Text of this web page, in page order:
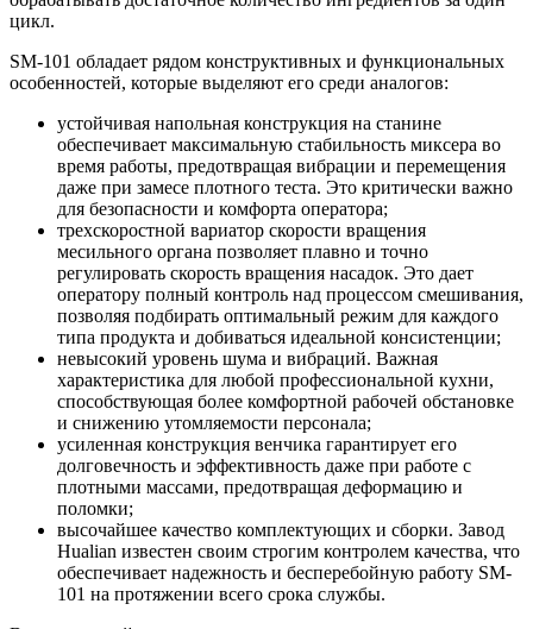
цикл.
SM-101 обладает рядом конструктивных и функциональных
особенностей, которые выделяют его среди аналогов:
устойчивая напольная конструкция на станине
обеспечивает максимальную стабильность миксера во
время работы, предотвращая вибрации и перемещения
даже при замесе плотного теста. Это критически важно
для безопасности и комфорта оператора;
трехскоростной вариатор скорости вращения
месильного органа позволяет плавно и точно
регулировать скорость вращения насадок. Это дает
оператору полный контроль над процессом смешивания,
позволяя подбирать оптимальный режим для каждого
типа продукта и добиваться идеальной консистенции;
невысокий уровень шума и вибраций. Важная
характеристика для любой профессиональной кухни,
способствующая более комфортной рабочей обстановке
и снижению утомляемости персонала;
усиленная конструкция венчика гарантирует его
долговечность и эффективность даже при работе с
плотными массами, предотвращая деформацию и
поломки;
высочайшее качество комплектующих и сборки. Завод
Hualian известен своим строгим контролем качества, что
обеспечивает надежность и бесперебойную работу SM-
101 на протяжении всего срока службы.